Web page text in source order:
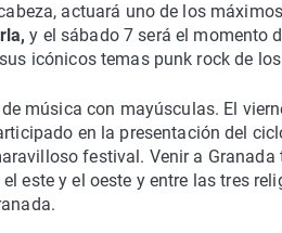
actuará uno de los
y el sábado 7 será el momento
icónicos temas punk rock de
música con mayúsculas. El
en la presentación del
festival. Venir a
este y el oeste y entre las tres